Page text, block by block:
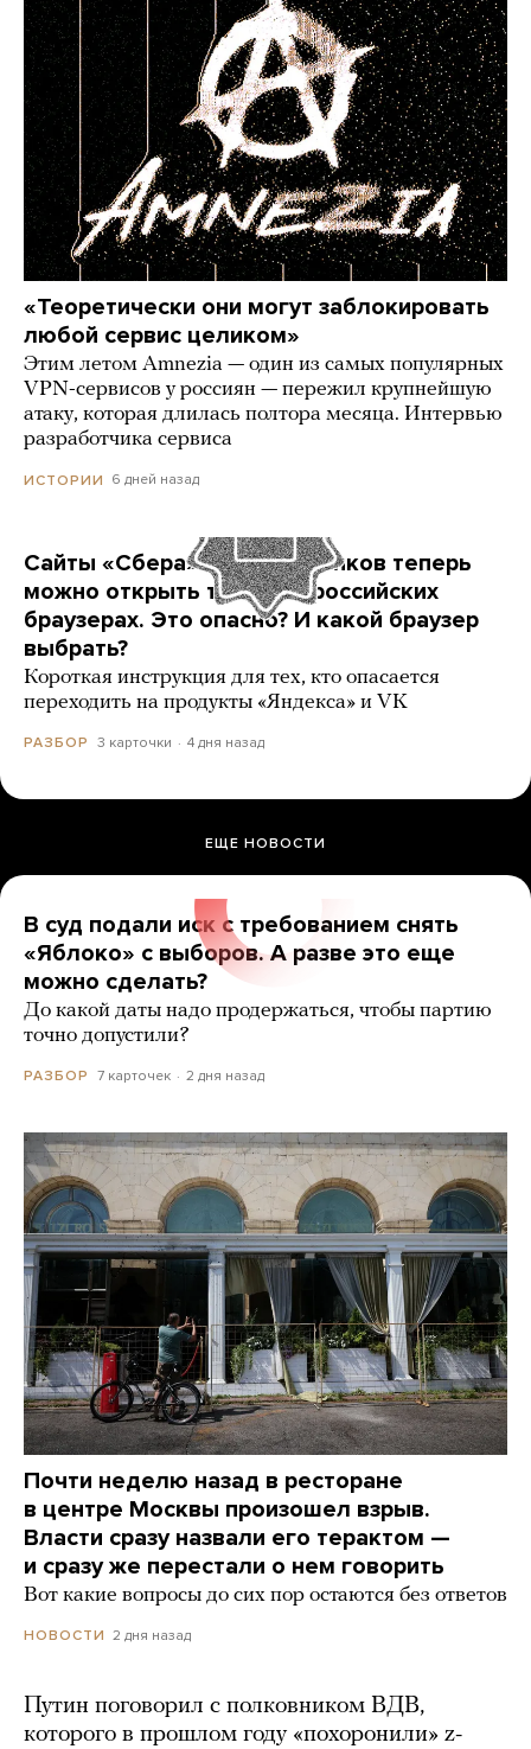
«Теоретически они могут заблокировать
любой сервис целиком»
Этим летом Amnezia — один из самых популярных
VPN-сервисов у россиян — пережил крупнейшую
атаку, которая длилась полтора месяца. Интервью
разработчика сервиса
ИСТОРИИ 6 дней назад
Сайты «Сбера» и других банков теперь
можно открыть только в российских
браузерах. Это опасно? И какой браузер
выбрать?
Короткая инструкция для тех, кто опасается
переходить на продукты «Яндекса» и VK
РАЗБОР 3 карточки 4 дня назад
ЕЩЕ НОВОСТИ
В суд подали иск с требованием снять
«Яблоко» с выборов. А разве это еще
можно сделать?
До какой даты надо продержаться, чтобы партию
точно допустили?
РАЗБОР 7 карточек 2 дня назад
Почти неделю назад в ресторане
в центре Москвы произошел взрыв.
Власти сразу назвали его терактом —
и сразу же перестали о нем говорить
Вот какие вопросы до сих пор остаются без ответов
НОВОСТИ 2 дня назад
Путин поговорил с полковником ВДВ,
которого в прошлом году «похоронили» z-